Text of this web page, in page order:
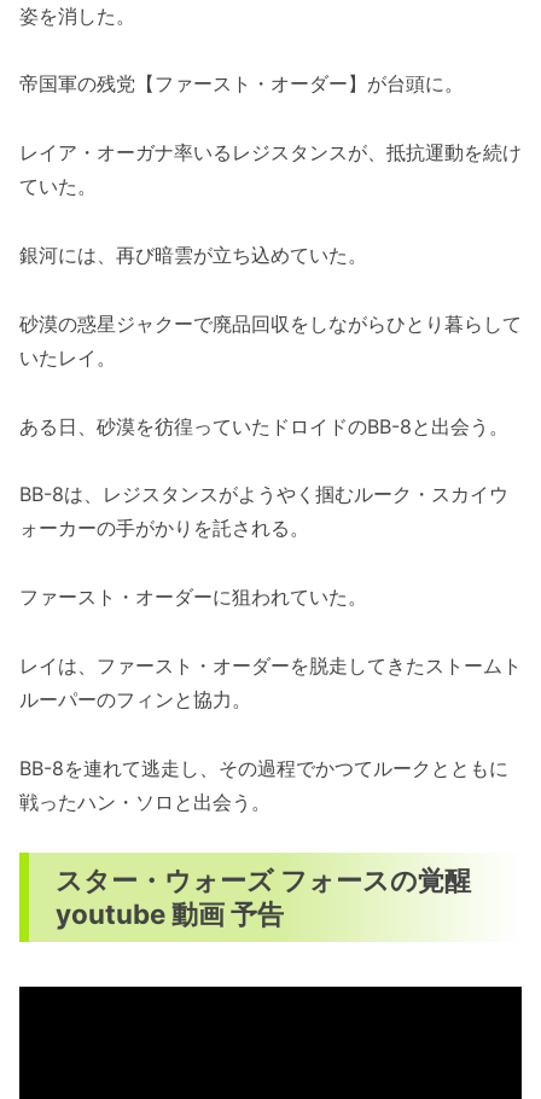
姿を消した。
帝国軍の残党【ファースト・オーダー】が台頭に。
レイア・オーガナ率いるレジスタンスが、抵抗運動を続け
ていた。
銀河には、再び暗雲が立ち込めていた。
砂漠の惑星ジャクーで廃品回収をしながらひとり暮らして
いたレイ。
ある日、砂漠を彷徨っていたドロイドのBB-8と出会う。
BB-8は、レジスタンスがようやく掴むルーク・スカイウ
ォーカーの手がかりを託される。
ファースト・オーダーに狙われていた。
レイは、ファースト・オーダーを脱走してきたストームト
ルーパーのフィンと協力。
BB-8を連れて逃走し、その過程でかつてルークとともに
戦ったハン・ソロと出会う。
スター・ウォーズ フォースの覚醒
youtube 動画 予告